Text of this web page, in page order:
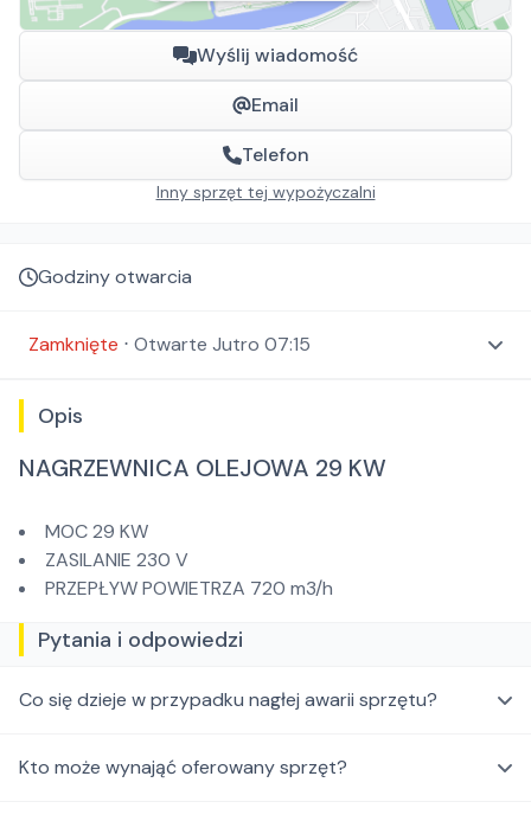
Wyślij wiadomość
Email
Telefon
Inny sprzęt tej wypożyczalni
Godziny otwarcia
Zamknięte ⋅ Otwarte Jutro 07:15
Opis
NAGRZEWNICA OLEJOWA 29 KW
MOC 29 KW
ZASILANIE 230 V
PRZEPŁYW POWIETRZA 720 m3/h
Pytania i odpowiedzi
Co się dzieje w przypadku nagłej awarii sprzętu?
Kto może wynająć oferowany sprzęt?